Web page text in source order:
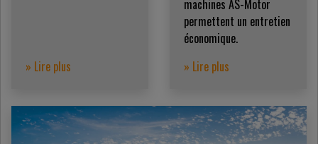
» Lire plus
machines AS-Motor
permettent un entretien
économique.
» Lire plus